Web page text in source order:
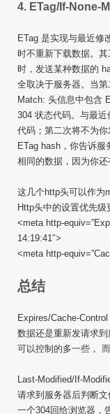
4. ETag/If-None-
ETag 是实现与最近修
时不重新下载数据。
时，发送某种数据的
全取决于服务器。当
Match: 头信息中包含
304 状态代码。与最
代码；第二次将不为
ETag hash，你告诉
相同的数据，因为你还
这几个http头可以作为
Http头中的设置优先级
<meta http-
14:19:41″>
<meta http-
总结
Expires/Cache-
数据还是重新发请求
可以控制的多一些，
Last-Modified/If-
请求到服务器后判断
一个304回给浏览器，